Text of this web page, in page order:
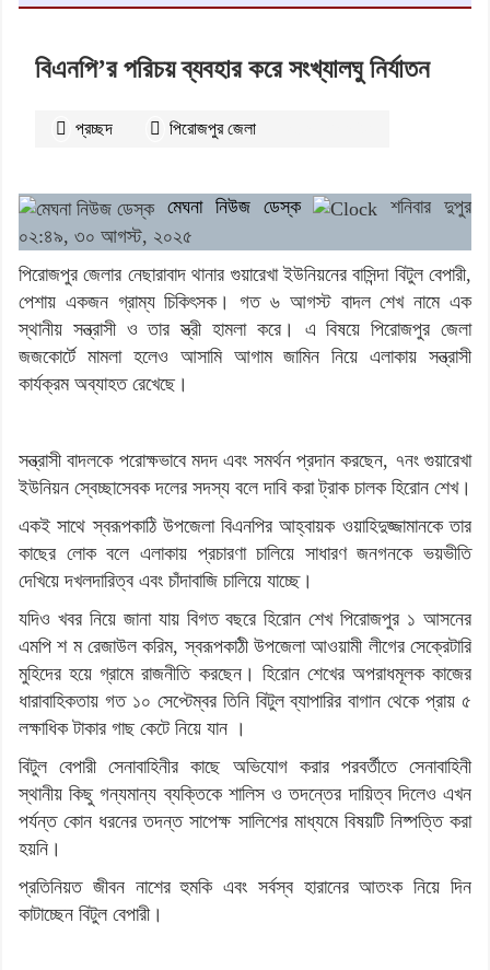
বিএনপি’র পরিচয় ব্যবহার করে সংখ্যালঘু নির্যাতন
প্রচ্ছদ পিরোজপুর জেলা
মেঘনা নিউজ ডেস্ক
শনিবার দুপুর
০২:৪৯, ৩০ আগস্ট, ২০২৫
পিরোজপুর জেলার নেছারাবাদ থানার গুয়ারেখা ইউনিয়নের বাসিন্দা বিটুল বেপারী,
পেশায় একজন গ্রাম্য চিকিৎসক। গত ৬ আগস্ট বাদল শেখ নামে এক
স্থানীয় সন্ত্রাসী ও তার স্ত্রী হামলা করে। এ বিষয়ে পিরোজপুর জেলা
জজকোর্টে মামলা হলেও আসামি আগাম জামিন নিয়ে এলাকায় সন্ত্রাসী
কার্যক্রম অব্যাহত রেখেছে।
সন্ত্রাসী বাদলকে পরোক্ষভাবে মদদ এবং সমর্থন প্রদান করছেন, ৭নং গুয়ারেখা
ইউনিয়ন স্বেচ্ছাসেবক দলের সদস্য বলে দাবি করা ট্রাক চালক হিরোন শেখ।
একই সাথে স্বরূপকাঠি উপজেলা বিএনপির আহ্বায়ক ওয়াহিদুজ্জামানকে তার
কাছের লোক বলে এলাকায় প্রচারণা চালিয়ে সাধারণ জনগনকে ভয়ভীতি
দেখিয়ে দখলদারিত্ব এবং চাঁদাবাজি চালিয়ে যাচ্ছে।
যদিও খবর নিয়ে জানা যায় বিগত বছরে হিরোন শেখ পিরোজপুর ১ আসনের
এমপি শ ম রেজাউল করিম, স্বরূপকাঠী উপজেলা আওয়ামী লীগের সেক্রেটারি
মুহিদের হয়ে গ্রামে রাজনীতি করছেন। হিরোন শেখের অপরাধমূলক কাজের
ধারাবাহিকতায় গত ১০ সেপ্টেম্বর তিনি বিটুল ব্যাপারির বাগান থেকে প্রায় ৫
লক্ষাধিক টাকার গাছ কেটে নিয়ে যান ।
বিটুল বেপারী সেনাবাহিনীর কাছে অভিযোগ করার পরবর্তীতে সেনাবাহিনী
স্থানীয় কিছু গন্যমান্য ব্যক্তিকে শালিস ও তদন্তের দায়িত্ব দিলেও এখন
পর্যন্ত কোন ধরনের তদন্ত সাপেক্ষ সালিশের মাধ্যমে বিষয়টি নিষ্পত্তি করা
হয়নি।
প্রতিনিয়ত জীবন নাশের হুমকি এবং সর্বস্ব হারানের আতংক নিয়ে দিন
কাটাচ্ছেন বিটুল বেপারী।